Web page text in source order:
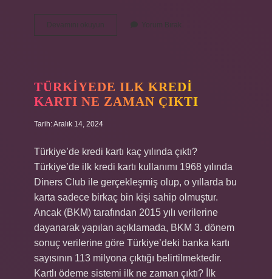
Devamını okuyun
Ankarada
Bit
Yorum Bırak
TÜRKIYEDE ILK KREDI
KARTI NE ZAMAN ÇIKTI
Tarih: Aralık 14, 2024
Türkiye’de kredi kartı kaç yılında çıktı?
Türkiye’de ilk kredi kartı kullanımı 1968 yılında
Diners Club ile gerçekleşmiş olup, o yıllarda bu
karta sadece birkaç bin kişi sahip olmuştur.
Ancak (BKM) tarafından 2015 yılı verilerine
dayanarak yapılan açıklamada, BKM 3. dönem
sonuç verilerine göre Türkiye’deki banka kartı
sayısının 113 milyona çıktığı belirtilmektedir.
Kartlı ödeme sistemi ilk ne zaman çıktı? İlk